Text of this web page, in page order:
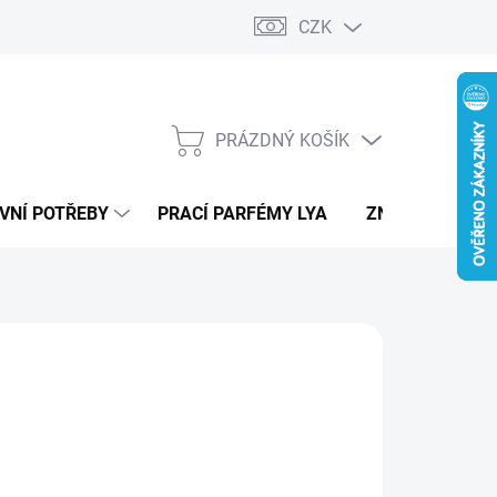
CZK
NÁKUPNÍ
PRÁZDNÝ KOŠÍK
POTŘEBY PRACÍ PARFÉMY LYA ZNAČKY